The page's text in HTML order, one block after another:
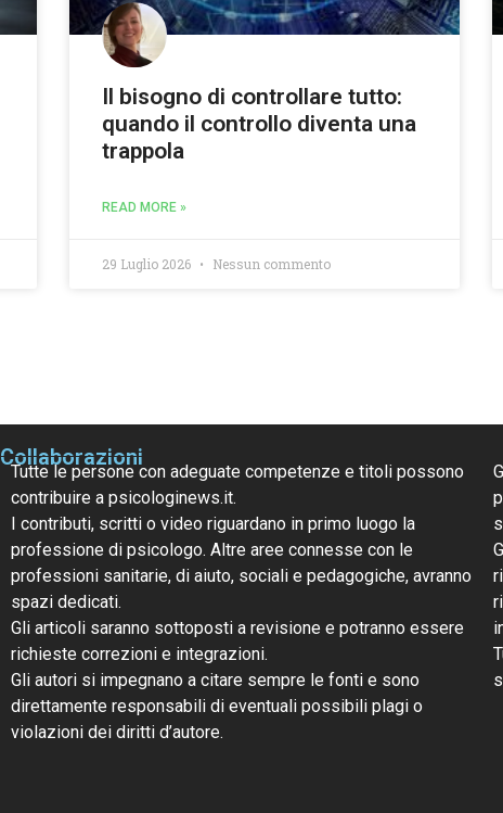
Il bisogno di controllare tutto:
quando il controllo diventa una
trappola
READ MORE »
29 Luglio 2026 Nessun commento
Collaborazioni
Tutte le persone con adeguate competenze e titoli possono
contribuire a psicologinews.it.
I contributi, scritti o video riguardano in primo luogo la
professione di psicologo. Altre aree connesse con le
professioni sanitarie, di aiuto, sociali e pedagogiche, avranno
spazi dedicati.
Gli articoli saranno sottoposti a revisione e potranno essere
richieste correzioni e integrazioni.
Gli autori si impegnano a citare sempre le fonti e sono
direttamente responsabili di eventuali possibili plagi o
violazioni dei diritti d’autore.